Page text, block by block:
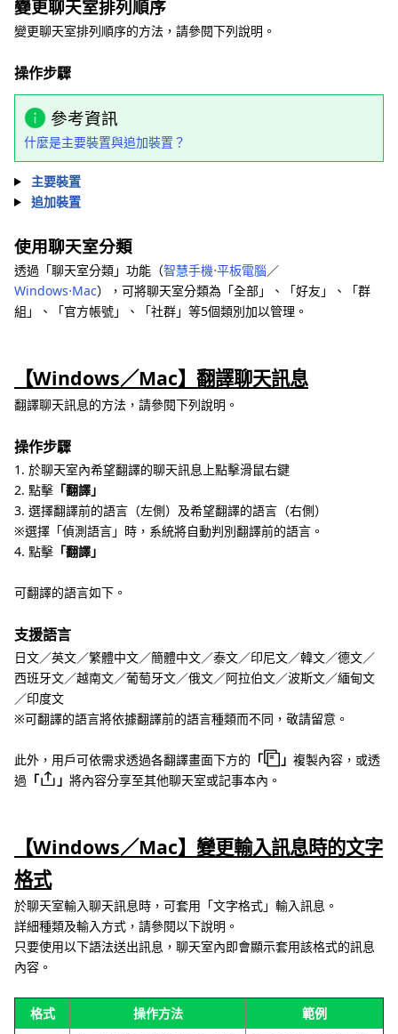
變更聊天室排列順序
變更聊天室排列順序的方法，請參閱下列說明。
操作步驟
參考資訊
什麼是主要裝置與追加裝置？
主要裝置
追加裝置
使用聊天室分類
透過「聊天室分類」功能（智慧手機⋅平板電腦／
Windows⋅Mac），可將聊天室分類為「全部」、「好友」、「群
組」、「官方帳號」、「社群」等5個類別加以管理。
【Windows／Mac】翻譯聊天訊息
翻譯聊天訊息的方法，請參閱下列說明。
操作步驟
1. 於聊天室內希望翻譯的聊天訊息上點擊滑鼠右鍵
2. 點擊 「翻譯」
3. 選擇翻譯前的語言（左側）及希望翻譯的語言（右側）
※選擇「偵測語言」時，系統將自動判別翻譯前的語言。
4. 點擊 「翻譯」
可翻譯的語言如下。
支援語言
日文／英文／繁體中文／簡體中文／泰文／印尼文／韓文／德文／
西班牙文／越南文／葡萄牙文／俄文／阿拉伯文／波斯文／緬甸文
／印度文
※可翻譯的語言將依據翻譯前的語言種類而不同，敬請留意。
此外，用戶可依需求透過各翻譯畫面下方的 「 」 複製內容，或透
過 「 」 將內容分享至其他聊天室或記事本內。
【Windows／Mac】變更輸入訊息時的文字
格式
於聊天室輸入聊天訊息時，可套用「文字格式」輸入訊息。
詳細種類及輸入方式，請參閱以下說明。
只要使用以下語法送出訊息，聊天室內即會顯示套用該格式的訊息
內容。
格式 操作方法 範例